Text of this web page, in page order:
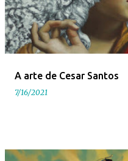
A arte de Cesar Santos
7/16/2021